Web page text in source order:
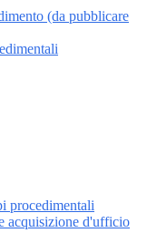
(da pubblicare
procedimentali
acquisizione d'ufficio